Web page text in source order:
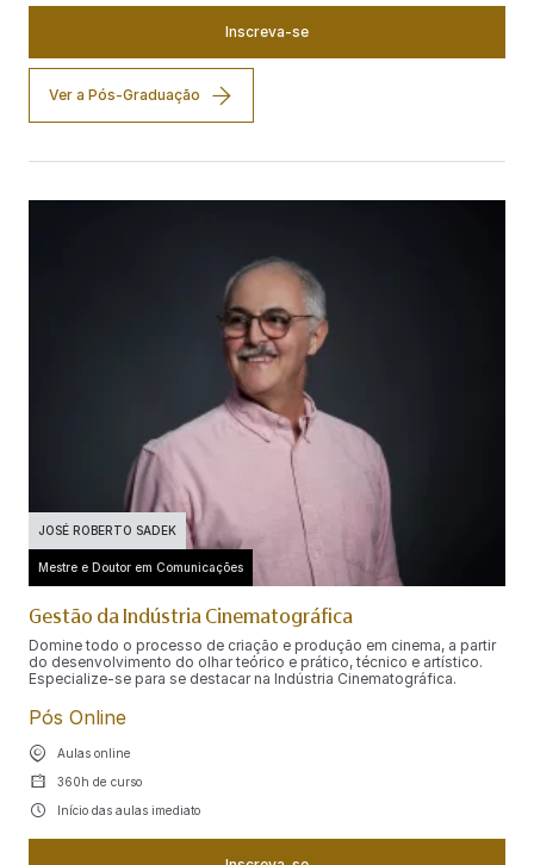
Inscreva-se
Ver a Pós-Graduação
JOSÉ ROBERTO SADEK
Mestre e Doutor em Comunicações
Gestão da Indústria Cinematográfica
Domine todo o processo de criação e produção em cinema, a partir
do desenvolvimento do olhar teórico e prático, técnico e artístico.
Especialize-se para se destacar na Indústria Cinematográfica.
Pós Online
Aulas online
360h de curso
Início das aulas imediato